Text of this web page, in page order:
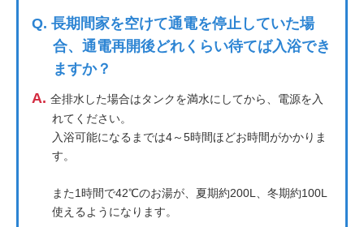
Q. 長期間家を空けて通電を停止していた場
合、通電再開後どれくらい待てば入浴でき
ますか？
A. 全排水した場合はタンクを満水にしてから、電源を入
れてください。
入浴可能になるまでは4～5時間ほどお時間がかかりま
す。
また1時間で42℃のお湯が、夏期約200L、冬期約100L
使えるようになります。